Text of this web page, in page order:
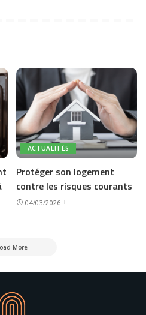
ACTUALITÉS
Protéger son logement
contre les risques courants
04/03/2026
More